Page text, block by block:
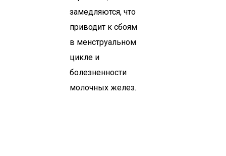
замедляются, что
приводит к сбоям
в менструальном
цикле и
болезненности
молочных желез.